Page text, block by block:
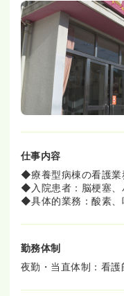
仕事内容
◆療養型病棟の看護業
◆入院患者：脳梗塞、
◆具体的業務：酸素、
勤務体制
夜勤・当直体制：看